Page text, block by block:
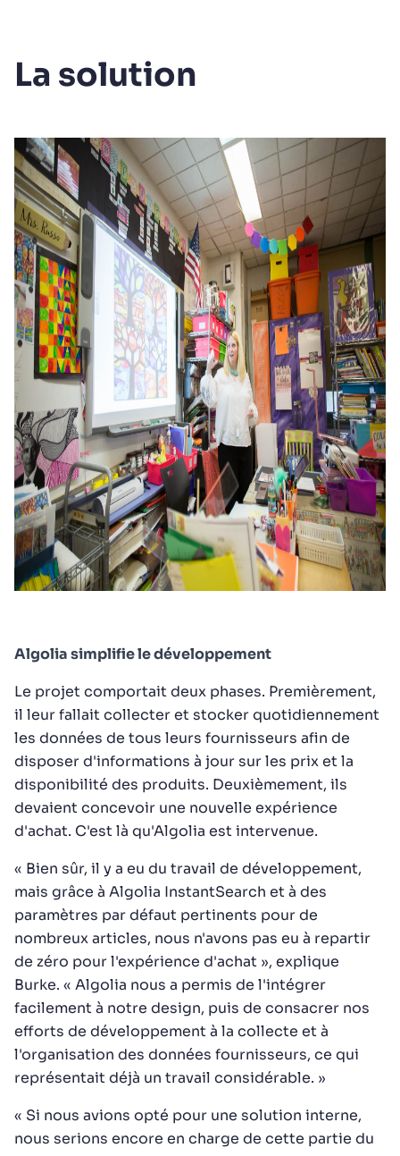
La solution
Algolia simplifie le développement
Le projet comportait deux phases. Premièrement,
il leur fallait collecter et stocker quotidiennement
les données de tous leurs fournisseurs afin de
disposer d'informations à jour sur les prix et la
disponibilité des produits. Deuxièmement, ils
devaient concevoir une nouvelle expérience
d'achat. C'est là qu'Algolia est intervenue.
« Bien sûr, il y a eu du travail de développement,
mais grâce à Algolia InstantSearch et à des
paramètres par défaut pertinents pour de
nombreux articles, nous n'avons pas eu à repartir
de zéro pour l'expérience d'achat », explique
Burke. « Algolia nous a permis de l'intégrer
facilement à notre design, puis de consacrer nos
efforts de développement à la collecte et à
l'organisation des données fournisseurs, ce qui
représentait déjà un travail considérable. »
« Si nous avions opté pour une solution interne,
nous serions encore en charge de cette partie du